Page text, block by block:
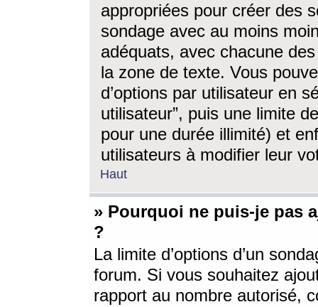
appropriées pour créer des
sondage avec au moins
adéquats, avec chacune
la zone de texte. Vous
d’options par utilisateur en
utilisateur”, puis une limite
pour une durée illimité) et
utilisateurs à modifier leur
Haut
» Pourquoi ne puis-je pas
?
La limite d’options d’un
forum. Si vous souhaitez
rapport au nombre autorisé,